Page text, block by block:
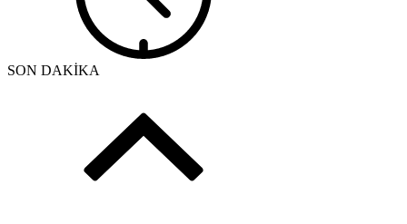
SON DAKİKA